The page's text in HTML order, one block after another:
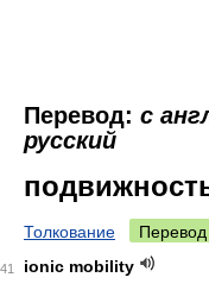
Перевод: с
русский
Толкование Перевод
41
ionic mobility